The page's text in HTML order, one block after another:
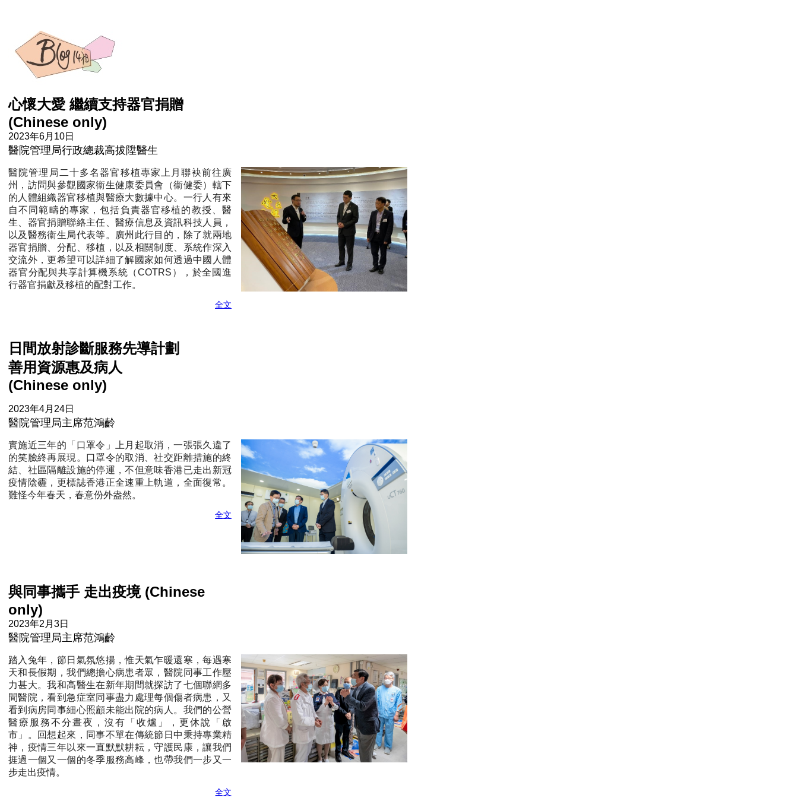
心懷大愛 繼續支持器官捐贈
(Chinese only)
2023年6月10日
醫院管理局行政總裁高拔陞醫生
醫院管理局二十多名器官移植專家上月聯袂前往廣
州，訪問與參觀國家衞生健康委員會（衞健委）轄下
的人體組織器官移植與醫療大數據中心。一行人有來
自不同範疇的專家，包括負責器官移植的教授、醫
生、器官捐贈聯絡主任、醫療信息及資訊科技人員，
以及醫務衞生局代表等。廣州此行目的，除了就兩地
器官捐贈、分配、移植，以及相關制度、系統作深入
交流外，更希望可以詳細了解國家如何透過中國人體
器官分配與共享計算機系統（COTRS），於全國進
行器官捐獻及移植的配對工作。
全文
日間放射診斷服務先導計劃
善用資源惠及病人
(Chinese only)
2023年4月24日
醫院管理局主席范鴻齡
實施近三年的「口罩令」上月起取消，一張張久違了
的笑臉終再展現。口罩令的取消、社交距離措施的終
結、社區隔離設施的停運，不但意味香港已走出新冠
疫情陰霾，更標誌香港正全速重上軌道，全面復常。
難怪今年春天，春意份外盎然。
全文
與同事攜手 走出疫境 (Chinese
only)
2023年2月3日
醫院管理局主席范鴻齡
踏入兔年，節日氣氛悠揚，惟天氣乍暖還寒，每遇寒
天和長假期，我們總擔心病患者眾，醫院同事工作壓
力甚大。我和高醫生在新年期間就探訪了七個聯網多
間醫院，看到急症室同事盡力處理每個傷者病患，又
看到病房同事細心照顧未能出院的病人。我們的公營
醫療服務不分晝夜，沒有「收爐」，更休說「啟
市」。回想起來，同事不單在傳統節日中秉持專業精
神，疫情三年以來一直默默耕耘，守護民康，讓我們
捱過一個又一個的冬季服務高峰，也帶我們一步又一
步走出疫情。
全文